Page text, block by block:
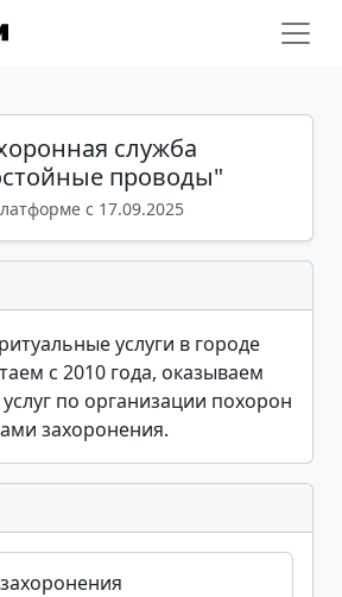
служба
проводы"
с 17.09.2025
услуги в городе
с 2010 года, оказываем
по организации похорон
захоронения.